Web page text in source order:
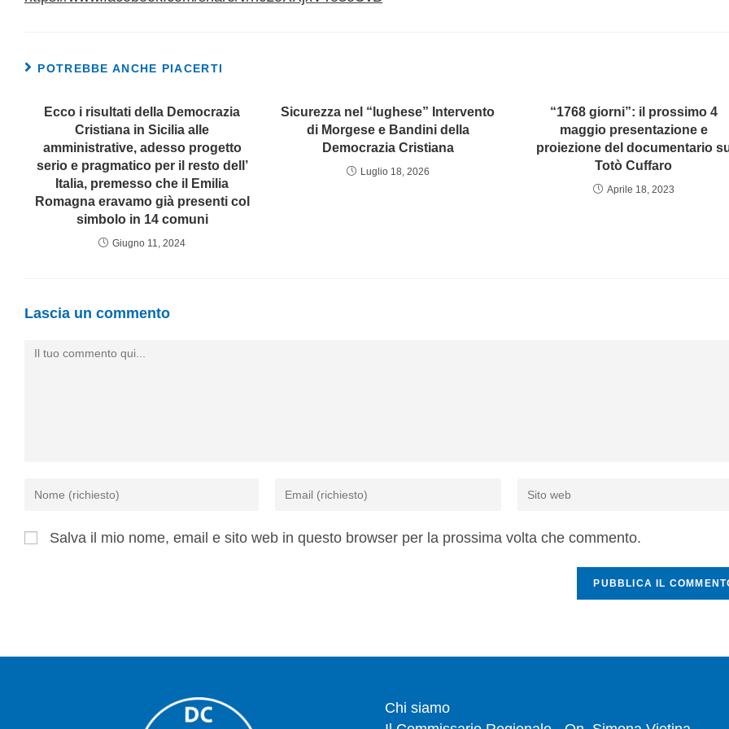
POTREBBE ANCHE PIACERTI
Ecco i risultati della Democrazia
Cristiana in Sicilia alle
amministrative, adesso progetto
serio e pragmatico per il resto dell’
Italia, premesso che il Emilia
Romagna eravamo già presenti col
simbolo in 14 comuni
Giugno 11, 2024
Sicurezza nel “lughese” Intervento
di Morgese e Bandini della
Democrazia Cristiana
Luglio 18, 2026
“1768 giorni”: il prossimo 4
maggio presentazione e
proiezione del documentario
Totò Cuffaro
Aprile 18, 2023
Lascia un commento
Salva il mio nome, email e sito web in questo browser per la prossima volta che commento.
Chi siamo